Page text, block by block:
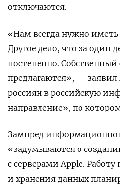
отключаются.
«Нам всегда нужно
Другое дело, что за один
постепенно.
предлагаются», — заявил
россиян в российскую
направление», по
Зампред
«задумываются о
с серверами Apple.
и хранения данных